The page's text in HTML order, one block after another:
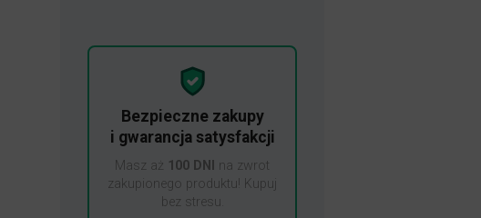
Bezpieczne zakupy
i gwarancja satysfakcji
Masz aż 100 DNI
na zwrot
zakupionego produktu! Kupuj
bez stresu.